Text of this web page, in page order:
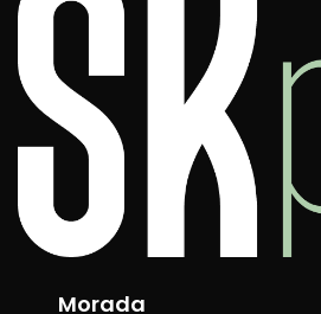
Morada